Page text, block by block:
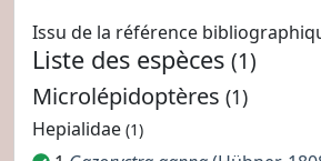
Issu de la référence
Liste des espèces (1)
Microlépidoptères (1)
Hepialidae (1)